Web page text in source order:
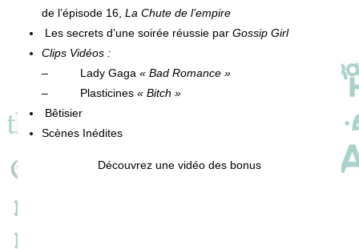
de l’épisode 16,La Chute de l’empire
Les secrets d’une soirée réussie parGossip Girl
Clips Vidéos :
– Lady Gaga « Bad Romance »
– Plasticines« Bitch »
Bêtisier
Scènes Inédites
Découvrez une vidéo des bonus